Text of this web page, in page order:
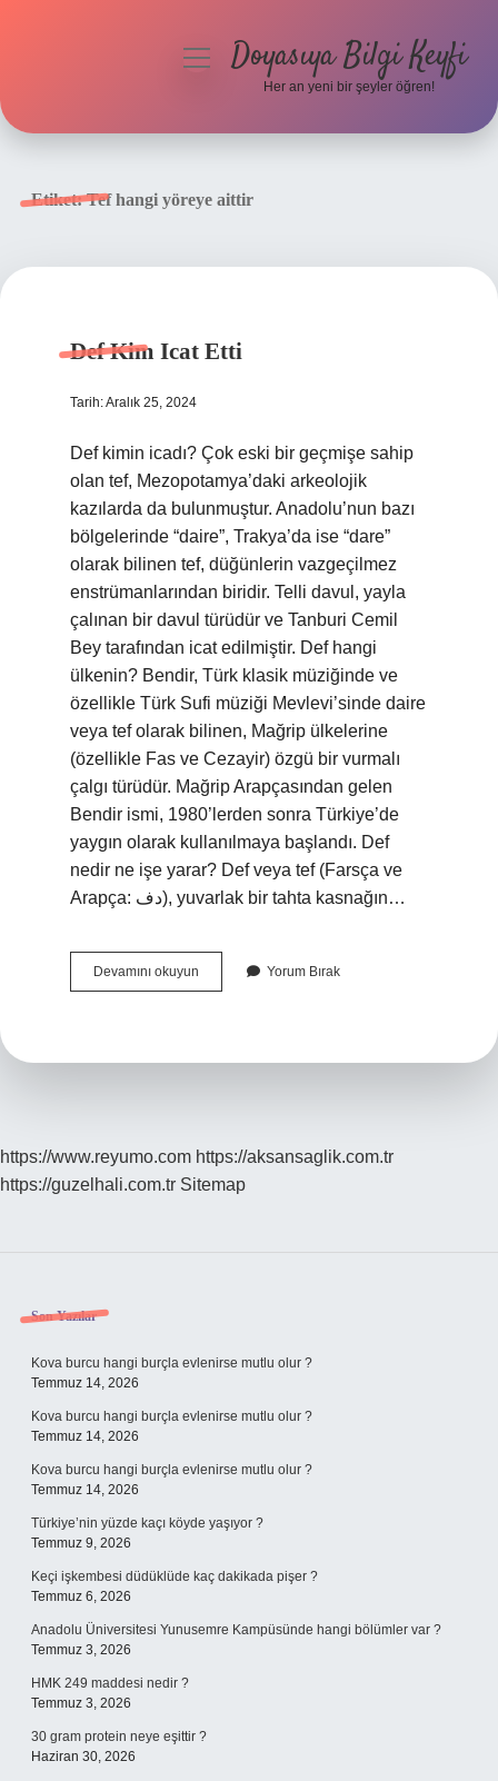
menüyüDoyasıya Bilgi Keyfi
Her an yeni bir şeyler öğren!
Etiket:Tef hangi yöreye aittir
Def Kim Icat Etti
Tarih: Aralık 25, 2024
Def kimin icadı? Çok eski bir geçmişe sahip
olan tef, Mezopotamya’daki arkeolojik
kazılarda da bulunmuştur. Anadolu’nun bazı
bölgelerinde “daire”, Trakya’da ise “dare”
olarak bilinen tef, düğünlerin vazgeçilmez
enstrümanlarından biridir. Telli davul, yayla
çalınan bir davul türüdür ve Tanburi Cemil
Bey tarafından icat edilmiştir. Def hangi
ülkenin? Bendir, Türk klasik müziğinde ve
özellikle Türk Sufi müziği Mevlevi’sinde daire
veya tef olarak bilinen, Mağrip ülkelerine
(özellikle Fas ve Cezayir) özgü bir vurmalı
çalgı türüdür. Mağrip Arapçasından gelen
Bendir ismi, 1980’lerden sonra Türkiye’de
yaygın olarak kullanılmaya başlandı. Def
nedir ne işe yarar? Def veya tef (Farsça ve
Arapça: دف), yuvarlak bir tahta kasnağın…
Devamını okuyun
Kim
Yorum Bırak
https://www.reyumo.com https://aksansaglik.com.tr
https://guzelhali.com.tr Sitemap
Sidebar
Son Yazılar
Kova burcu hangi burçla evlenirse mutlu olur ?
Temmuz 14, 2026
Kova burcu hangi burçla evlenirse mutlu olur ?
Temmuz 14, 2026
Kova burcu hangi burçla evlenirse mutlu olur ?
Temmuz 14, 2026
Türkiye’nin yüzde kaçı köyde yaşıyor ?
Temmuz 9, 2026
Keçi işkembesi düdüklüde kaç dakikada pişer ?
Temmuz 6, 2026
Anadolu Üniversitesi Yunusemre Kampüsünde hangi bölümler var ?
Temmuz 3, 2026
HMK 249 maddesi nedir ?
Temmuz 3, 2026
30 gram protein neye eşittir ?
Haziran 30, 2026